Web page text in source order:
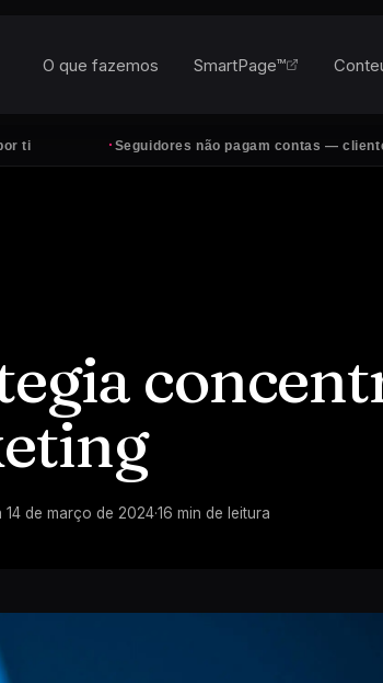
· Seguidores não pagam contas — clientes sim
O que fazemos SmartPage™
14 de março de 2024·16 min de leitura